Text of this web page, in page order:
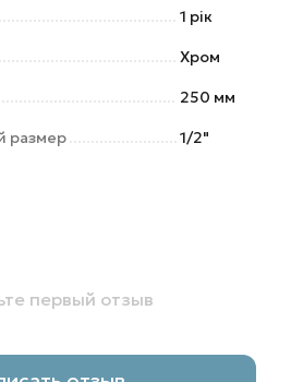
1 рік
Хром
250 мм
размер 1/2"
первый отзыв